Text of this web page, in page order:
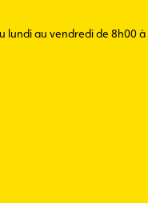
lundi au vendredi de 8h00 à